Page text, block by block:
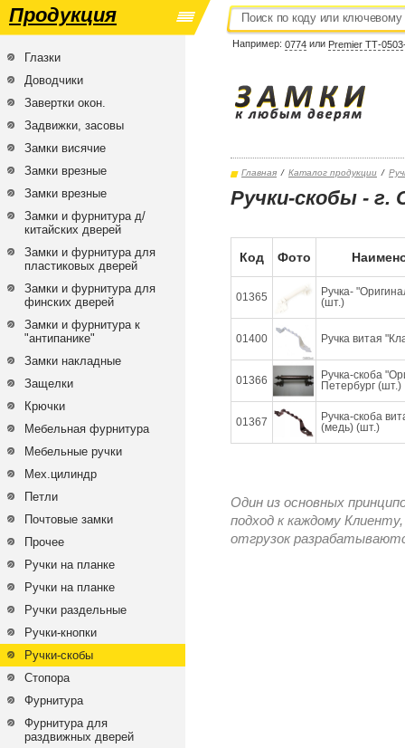
Продукция
Например: 0774 или Premier ТТ-
Глазки
Доводчики
Завертки окон.
Задвижки, засовы
Замки висячие
Замки врезные
Замки врезные
Замки и фурнитура д/
китайских дверей
Замки и фурнитура для
пластиковых дверей
Замки и фурнитура для
финских дверей
Замки и фурнитура к
"антипанике"
Замки накладные
Защелки
Крючки
Мебельная фурнитура
Мебельные ручки
Мех.цилиндр
Петли
Почтовые замки
Прочее
Ручки на планке
Ручки на планке
Ручки раздельные
Ручки-кнопки
Ручки-скобы
Стопора
Фурнитура
Фурнитура для
раздвижных дверей
Главная / Каталог продукции /
Ручки-скобы - г.
Код Фото
01365
Ручка-
(шт.)
01400 Ручка витая
01366
Ручка-скоба
Петербург (шт.)
01367
Ручка-скоба
(медь) (шт.)
Один из основных
подход к каждому
отгрузок